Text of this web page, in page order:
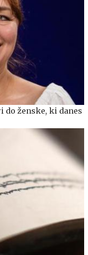
do ženske, ki danes